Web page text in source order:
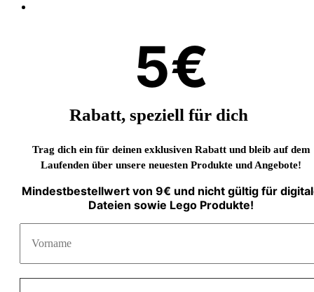
5€
Rabatt, speziell für dich
Trag dich ein für deinen exklusiven Rabatt und bleib auf dem
Laufenden über unsere neuesten Produkte und Angebote!
Mindestbestellwert von 9€ und nicht gültig für
Dateien sowie Lego Produkte!